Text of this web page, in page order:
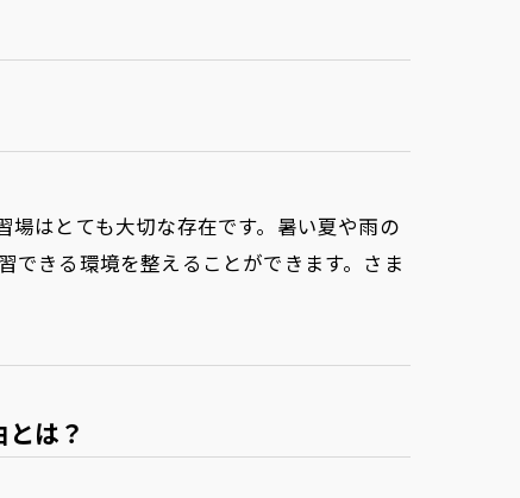
はとても大切な存在です。暑い夏や雨の
できる環境を整えることができます。さま
は？